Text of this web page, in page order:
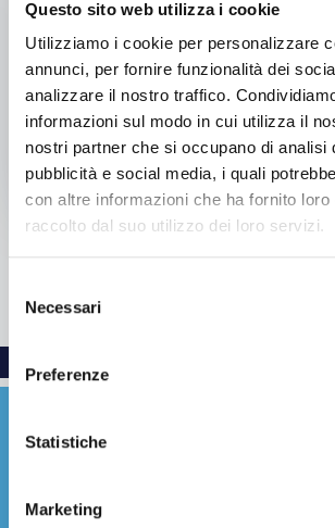
Questo sito web utilizza i cookie
Utilizziamo i cookie per personalizzare
annunci, per fornire funzionalità dei
analizzare il nostro traffico.
informazioni sul modo in cui utilizza il
nostri partner che si occupano di analisi
pubblicità e social media, i quali
con altre informazioni che ha fornito loro
raccolto dal suo utilizzo dei loro servizi.
delNecessari
Preferenze
Statistiche
Marketing
personali.